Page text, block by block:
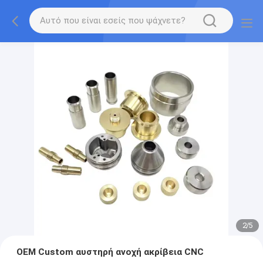
2/5
OEM Custom αυστηρή ανοχή ακρίβεια CNC